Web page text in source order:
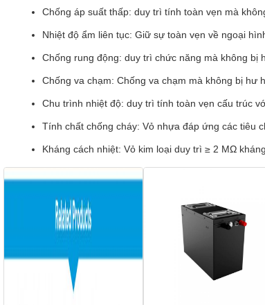
Chống áp suất thấp: duy trì tính toàn vẹn mà
Nhiệt độ ẩm liên tục: Giữ sự toàn vẹn về ngoại
Chống rung động: duy trì chức năng mà không bị
Chống va chạm: Chống va chạm mà không bị hư
Chu trình nhiệt độ: duy trì tính toàn vẹn cấu trúc
Tính chất chống cháy: Vỏ nhựa đáp ứng các tiêu
Kháng cách nhiệt: Vỏ kim loại duy trì ≥ 2 MΩ